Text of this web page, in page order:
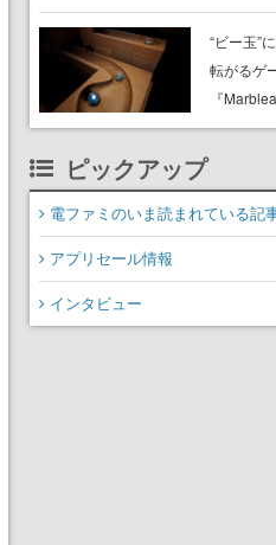
始。悩み
と会話を
んでる髪
“ビー玉”
転がるゲ
『
版が
ピックアップ
電ファミのいま読まれている記
アプリセール情報
インタビュー